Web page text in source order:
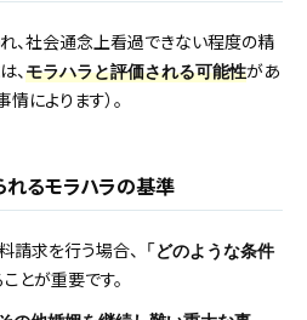
、社会通念上看過できない程度の精
、モラハラと評価される可能性があ
によります）。
れるモラハラの基準
請求を行う場合、
「どのような条件
とが重要です。